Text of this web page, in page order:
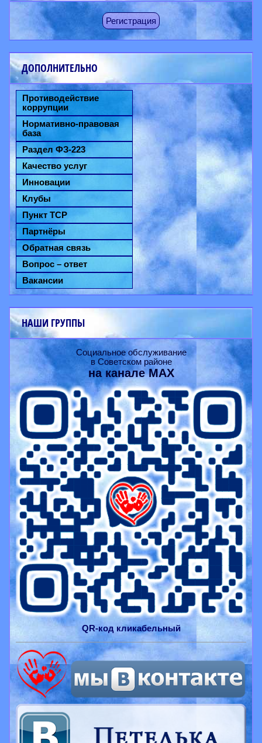
Регистрация
ДОПОЛНИТЕЛЬНО
Противодействие
коррупции
Нормативно-правовая
база
Раздел ФЗ-223
Качество услуг
Инновации
Клубы
Пункт ТСР
Партнёры
Обратная связь
Вопрос – ответ
Вакансии
НАШИ ГРУППЫ
Социальное обслуживание
в Советском районе
на каналеMAX
QR-код кликабельный